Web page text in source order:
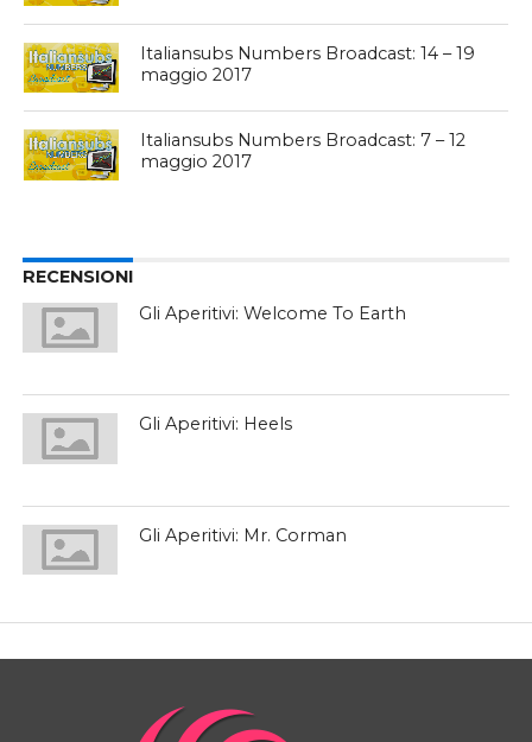
Italiansubs Numbers Broadcast: 14 – 19
maggio 2017
Italiansubs Numbers Broadcast: 7 – 12
maggio 2017
RECENSIONI
Gli Aperitivi: Welcome To Earth
Gli Aperitivi: Heels
Gli Aperitivi: Mr. Corman